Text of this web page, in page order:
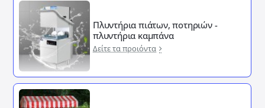
Πλυντήρια πιάτων, ποτηριών -
πλυντήρια καμπάνα
Δείτε τα προιόντα